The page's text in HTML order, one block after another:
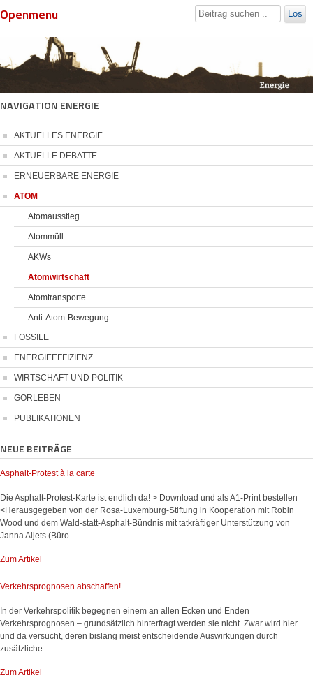
Openmenu Los
NAVIGATION ENERGIE
AKTUELLES ENERGIE
AKTUELLE DEBATTE
ERNEUERBARE ENERGIE
ATOM
Atomausstieg
Atommüll
AKWs
Atomwirtschaft
Atomtransporte
Anti-Atom-Bewegung
FOSSILE
ENERGIEEFFIZIENZ
WIRTSCHAFT UND POLITIK
GORLEBEN
PUBLIKATIONEN
NEUE BEITRÄGE
Asphalt-Protest à la carte
Die Asphalt-Protest-Karte ist endlich da! > Download und als A1-Print bestellen
<Herausgegeben von der Rosa-Luxemburg-Stiftung in Kooperation mit Robin
Wood und dem Wald-statt-Asphalt-Bündnis mit tatkräftiger Unterstützung von
Janna Aljets (Büro...
Zum Artikel
Verkehrsprognosen abschaffen!
In der Verkehrspolitik begegnen einem an allen Ecken und Enden
Verkehrsprognosen – grundsätzlich hinterfragt werden sie nicht. Zwar wird hier
und da versucht, deren bislang meist entscheidende Auswirkungen durch
zusätzliche...
Zum Artikel